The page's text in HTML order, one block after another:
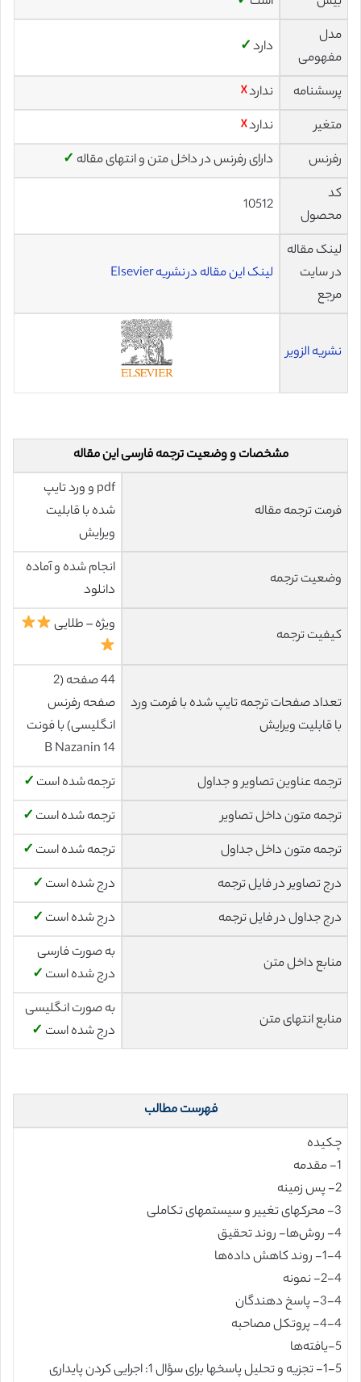
مدل
مفهومی
دارد✓
پرسشنامه ندارد☓
متغیر
ندارد☓
رفرنس
دارای رفرنس در داخل متن و انتهای مقاله ✓
کد
محصول
10512
لینک مقاله
در سایت
مرجع
لینک این مقاله در نشریه Elsevier
نشریه الزویر
مشخصات و وضعیت ترجمه فارسی این مقاله
فرمت ترجمه مقاله
pdf و ورد تایپ
شده با قابلیت
ویرایش
وضعیت ترجمه
انجام شده و آماده
دانلود
کیفیت ترجمه
ویژه – طلایی
تعداد صفحات ترجمه تایپ شده با فرمت ورد
با قابلیت ویرایش
44 صفحه (2
صفحه رفرنس
انگلیسی) با فونت
14 B Nazanin
ترجمه عناوین تصاویر و جداول
ترجمه شده است ✓
ترجمه متون داخل تصاویر
ترجمه شده است ✓
ترجمه متون داخل جداول
ترجمه شده است ✓
درج تصاویر در فایل ترجمه
درج شده است ✓
درج جداول در فایل ترجمه
درج شده است ✓
منابع داخل متن
به صورت فارسی
درج شده است ✓
منابع انتهای متن
به صورت انگلیسی
درج شده است ✓
فهرست مطالب
چکیده
1- مقدمه
2- پس زمینه
3- محرکهای تغییر و سیستمهای تکاملی
4- روش‌ها- روند تحقیق
1-4- روند کاهش داده‌ها
2-4- نمونه
3-4- پاسخ دهندگان
4-4- پروتکل مصاحبه
5-یافته‌ها
1-5- تجزیه و تحلیل پاسخها برای سؤال 1: اجرایی کردن پایداری